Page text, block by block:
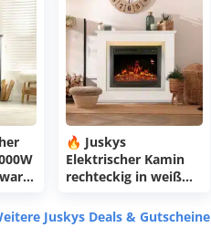
🔥 Juskys
Elektrischer Kamin
rechteckig in weiß
167,99€ (statt 200€)
Juskys Deals & Gutscheine